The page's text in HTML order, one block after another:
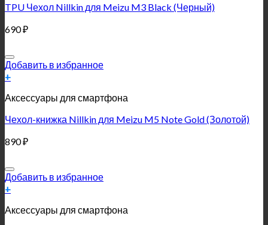
TPU Чехол Nillkin для Meizu M3 Black (Черный)
690₽
Добавить в избранное
+
Аксессуары для смартфона
Чехол-книжка Nillkin для Meizu M5 Note Gold (Золотой)
890₽
Добавить в избранное
+
Аксессуары для смартфона